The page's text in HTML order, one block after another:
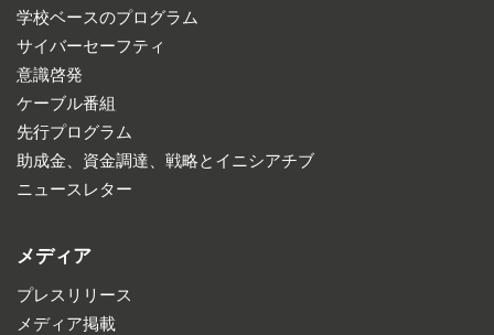
学校ベースのプログラム
サイバーセーフティ
意識啓発
ケーブル番組
先行プログラム
助成金、資金調達、戦略とイニシアチブ
ニュースレター
メディア
プレスリリース
メディア掲載